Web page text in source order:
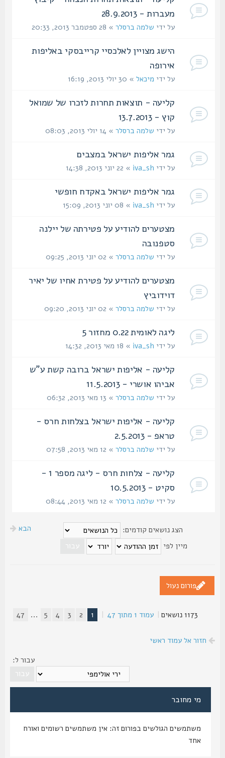
מעברות - 28.9.2013
על ידישלמה ברסלר» 28 ספטמבר 2013, 20:33
הישג מצויין לאלכסיי קרייבסקי באליפות
אירופה
על ידימיכאל» 30 יולי 2013, 16:19
קליעה - תוצאות תחרות לזכרו של שמואל
קוץ - 13.7.2013
על ידישלמה ברסלר» 14 יולי 2013, 08:03
גמר אליפות ישראל במצבים‏
על ידיiva_sh» 22 יוני 2013, 14:38
גמר אליפות ישראל באקדח חופשי
על ידיiva_sh» 08 יוני 2013, 15:09
מצטערים להודיע על פטירתה של יילנה
סטפנובה
על ידישלמה ברסלר» 02 יוני 2013, 09:25
מצטערים להודיע על פטירת אחיו של יאיר
דוידוביץ
על ידישלמה ברסלר» 02 יוני 2013, 09:20
ליגה לאומית 0.22 מחזור 5
על ידיiva_sh» 18 מאי 2013, 14:32
קליעה - אליפות ישראל ברובה קשת ע"ש
אביהו אושרי - 11.5.2013
על ידישלמה ברסלר» 13 מאי 2013, 06:32
קליעה - אליפות ישראל בצלחות חרס -
טראפ - 2.5.2013
על ידישלמה ברסלר» 12 מאי 2013, 07:58
קליעה - צלחות חרס - ליגה מספר 1 -
סקיט - 10.5.2013
על ידישלמה ברסלר» 12 מאי 2013, 08:44
הצג נושאים קודמים:
מיין לפי
פורום נעול
| עמוד1מתוך47
|
1
5
...
47
חזור אל עמוד ראשי
עבור ל:
מי מחובר
משתמשים הגולשים בפורום זה: אין משתמשים רשומים ואורח